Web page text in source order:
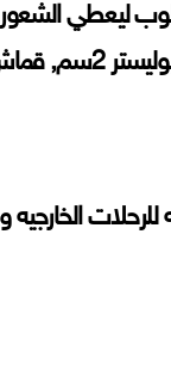
الدانلوب ليعطي
مطرز